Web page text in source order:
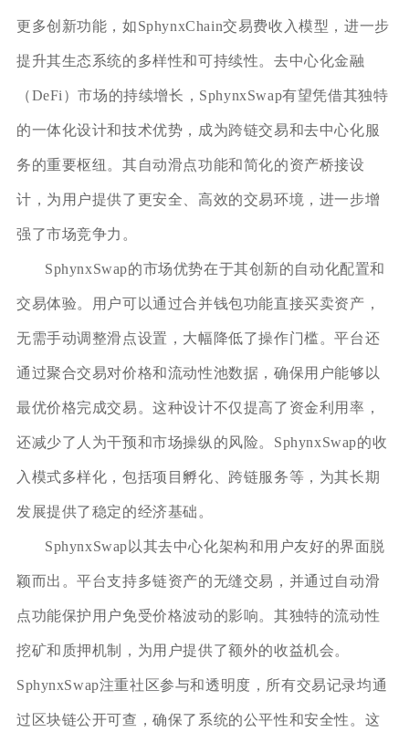
更多创新功能，如SphynxChain交易费收入模型，进一步
提升其生态系统的多样性和可持续性。去中心化金融
（DeFi）市场的持续增长，SphynxSwap有望凭借其独特
的一体化设计和技术优势，成为跨链交易和去中心化服
务的重要枢纽。其自动滑点功能和简化的资产桥接设
计，为用户提供了更安全、高效的交易环境，进一步增
强了市场竞争力。
SphynxSwap的市场优势在于其创新的自动化配置和
交易体验。用户可以通过合并钱包功能直接买卖资产，
无需手动调整滑点设置，大幅降低了操作门槛。平台还
通过聚合交易对价格和流动性池数据，确保用户能够以
最优价格完成交易。这种设计不仅提高了资金利用率，
还减少了人为干预和市场操纵的风险。SphynxSwap的收
入模式多样化，包括项目孵化、跨链服务等，为其长期
发展提供了稳定的经济基础。
SphynxSwap以其去中心化架构和用户友好的界面脱
颖而出。平台支持多链资产的无缝交易，并通过自动滑
点功能保护用户免受价格波动的影响。其独特的流动性
挖矿和质押机制，为用户提供了额外的收益机会。
SphynxSwap注重社区参与和透明度，所有交易记录均通
过区块链公开可查，确保了系统的公平性和安全性。这